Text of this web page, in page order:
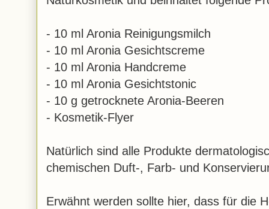
- 10 ml Aronia Reinigungsmilch
- 10 ml Aronia Gesichtscreme
- 10 ml Aronia Handcreme
- 10 ml Aronia Gesichtstonic
- 10 g getrocknete Aronia-Beeren
- Kosmetik-Flyer
Natürlich sind alle Produkte
chemischen Duft-, Farb- und
Erwähnt werden sollte hier, dass für die